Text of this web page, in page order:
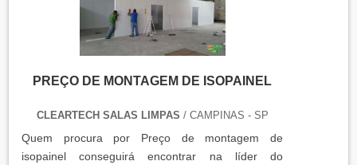
PREÇO DE MONTAGEM DE ISOPAINEL
CLEARTECH SALAS LIMPAS / CAMPINAS - SP
Quem procura por Preço de montagem de
isopainel conseguirá encontrar na líder do